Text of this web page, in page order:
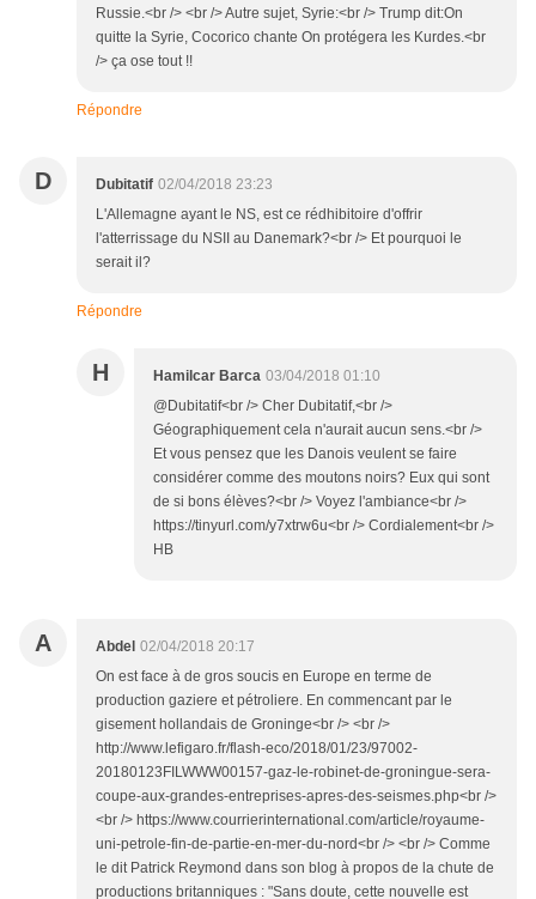
Russie.<br /> <br /> Autre sujet, Syrie:<br /> Trump dit:On
quitte la Syrie, Cocorico chante On protégera les Kurdes.<br
/> ça ose tout !!
Répondre
D Dubitatif 02/04/2018 23:23
L'Allemagne ayant le NS, est ce rédhibitoire d'offrir
l'atterrissage du NSII au Danemark?<br /> Et pourquoi le
serait il?
Répondre
H Hamilcar Barca 03/04/2018 01:10
@Dubitatif<br /> Cher Dubitatif,<br />
Géographiquement cela n'aurait aucun sens.<br />
Et vous pensez que les Danois veulent se faire
considérer comme des moutons noirs? Eux qui sont
de si bons élèves?<br /> Voyez l'ambiance<br />
https://tinyurl.com/y7xtrw6u<br /> Cordialement<br />
HB
A Abdel 02/04/2018 20:17
On est face à de gros soucis en Europe en terme de
production gaziere et pétroliere. En commencant par le
gisement hollandais de Groninge<br /> <br />
http://www.lefigaro.fr/flash-eco/2018/01/23/97002-
20180123FILWWW00157-gaz-le-robinet-de-groningue-sera-
coupe-aux-grandes-entreprises-apres-des-seismes.php<br />
<br /> https://www.courrierinternational.com/article/royaume-
uni-petrole-fin-de-partie-en-mer-du-nord<br /> <br /> Comme
le dit Patrick Reymond dans son blog à propos de la chute de
productions britanniques : "Sans doute, cette nouvelle est